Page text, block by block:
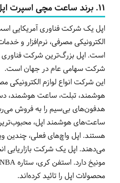
11. برند ساعت مچی اسپرت اپل
اپل یک شرکت فناوری آمریکایی
الکترونیکی مصرفی، نرم‌افزار و
است. اپل بزرگ‌ترین شرکت فناوری
شرکت سهامی عام در جهان است.
این شرکت انواع لوازم الکترونیکی
هوشمند، تبلت، ساعت هوشمند،
هدفون‌های بی‌سیم را به فروش
ساعت‌های هوشمند اپل،
هستند. اپل واچ‌های فعلی، چندین
می‌دهند. اپل یک شرکت بازاریابی
محصولات اپل را تائید کرده‌اند.